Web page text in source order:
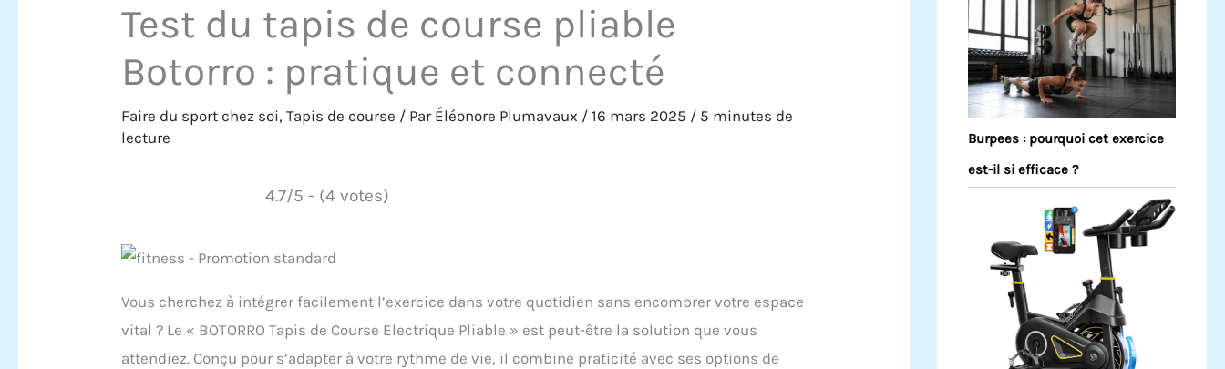
Test du tapis de course pliable
Botorro : pratique et connecté
Faire du sport chez soi,Tapis de course / Par Éléonore Plumavaux /16 mars 2025 / 5 minutes de
lecture
4.7/5 - (4 votes)
Vous cherchez à intégrer facilement l’exercice dans votre quotidien sans encombrer votre espace
vital ? Le « BOTORRO Tapis de Course Electrique Pliable » est peut-être la solution que vous
attendiez. Conçu pour s’adapter à votre rythme de vie, il combine praticité avec ses options de
Burpees : pourquoi cet exercice
est-il si efficace ?